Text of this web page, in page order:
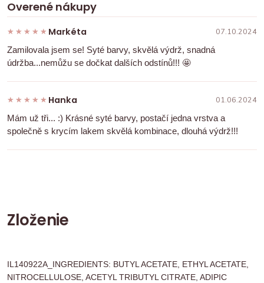
Overené nákupy
★★★★★
★★★★★ Markéta 07.10.2024
Zamilovala jsem se! Syté barvy, skvělá výdrž, snadná
údržba...nemůžu se dočkat dalších odstínů!!! 🤩
★★★★★
★★★★★ Hanka 01.06.2024
Mám už tři... :) Krásné syté barvy, postačí jedna vrstva a
společně s krycím lakem skvělá kombinace, dlouhá výdrž!!!
Zloženie
IL140922A_INGREDIENTS: BUTYL ACETATE, ETHYL ACETATE,
NITROCELLULOSE, ACETYL TRIBUTYL CITRATE, ADIPIC